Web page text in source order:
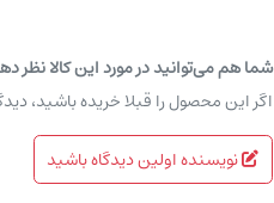
شما هم می‌توانید در مورد این کالا نظر
اگر این محصول را قبلا خریده باشید،
نویسنده اولین دیدگاه باشید